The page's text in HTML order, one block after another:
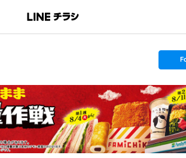
s
t
o
l
l
o
w